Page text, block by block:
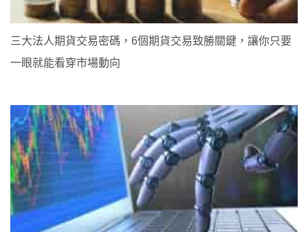
三大法人期貨交易密碼，6個期貨交易致勝關鍵，讓你只要
一眼就能看穿市場動向